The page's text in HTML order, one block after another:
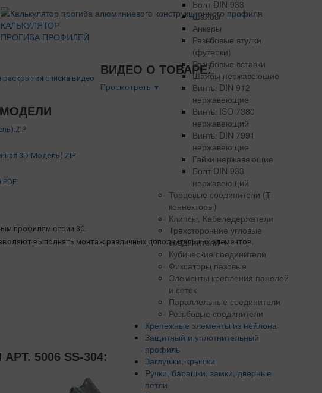
КАЛЬКУЛЯТОР
ПРОГИБА ПРОФИЛЕЙ
ВИДЕО О ТОВАРЕ:
Просмотреть ▼
3D-Модель).ZIP
профилям серии 30.
выполнять монтаж различных дополнительных элементов.
5006 SS-304:
Болт DIN 933
Шайбы
Анкеры
Резьбовые втулки
(футерки)
Резьбовые вставки
Шайбы нержавеющие
Винты DIN 912
нержавеющие
Винты ISO 7380
нержавеющий
Винты DIN 7991
нержавеющие
Гайки нержавеющие
Болт DIN 933
нержавеющий
Торцевые соединители (Т-
коннекторы)
Клипсы, Кабеледержатели
Трехсторонние угловые
соединители
Кубические соединители
Фиксаторы пазовые
Элементы крепления панелей
и сеток
Параллельные соединители
Резьбовые соединители
Крепежные элементы из нейлона
Защитный и уплотнительный
профиль
Заглушки, крышки
Ручки, барашки, замки, дверные
петли